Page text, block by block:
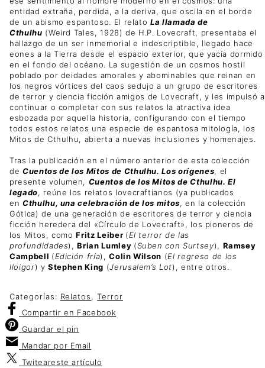
entidad extraña, perdida, a la deriva, que oscila en el borde
de un abismo espantoso. El relatoLa llamada de
Cthulhu (Weird Tales, 1928) de H.P. Lovecraft, presentaba el
hallazgo de un ser inmemorial e indescriptible, llegado hace
eones a la Tierra desde el espacio exterior, que yacía dormido
en el fondo del océano. La sugestión de un cosmos hostil
poblado por deidades amorales y abominables que reinan en
los negros vórtices del caos sedujo a un grupo de escritores
de terror y ciencia ficción amigos de Lovecraft, y les impulsó a
continuar o completar con sus relatos la atractiva idea
esbozada por aquella historia, configurando con el tiempo
todos estos relatos una especie de espantosa mitología, los
Mitos de Cthulhu, abierta a nuevas inclusiones y homenajes.
Tras la publicación en el número anterior de esta colección
de Cuentos de los Mitos de Cthulhu. Los orígenes, el
presente volumen, Cuentos de los Mitos de Cthulhu. El
legado, reúne los relatos lovecraftianos (ya publicados
en Cthulhu, una celebración de los mitos, en la colección
Gótica) de una generación de escritores de terror y ciencia
ficción heredera del «Círculo de Lovecraft», los pioneros de
los Mitos, comoFritz Leiber (El terror de las
profundidades),Brian Lumley (Suben con Surtsey), Ramsey
Campbell (Edición fría),Colin Wilson (El regreso de los
lloigor) yStephen King (Jerusalem’s Lot), entre otros.
Categorías: Relatos,Terror
Compartir en Facebook
Guardar el pin
Mandar por Email
Twiteareste artículo